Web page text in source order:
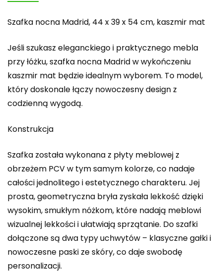
Szafka nocna Madrid, 44 x 39 x 54 cm, kaszmir mat
Jeśli szukasz eleganckiego i praktycznego mebla
przy łóżku, szafka nocna Madrid w wykończeniu
kaszmir mat będzie idealnym wyborem. To model,
który doskonale łączy nowoczesny design z
codzienną wygodą.
Konstrukcja
Szafka została wykonana z płyty meblowej z
obrzeżem PCV w tym samym kolorze, co nadaje
całości jednolitego i estetycznego charakteru. Jej
prosta, geometryczna bryła zyskała lekkość dzięki
wysokim, smukłym nóżkom, które nadają meblowi
wizualnej lekkości i ułatwiają sprzątanie. Do szafki
dołączone są dwa typy uchwytów – klasyczne gałki i
nowoczesne paski ze skóry, co daje swobodę
personalizacji.